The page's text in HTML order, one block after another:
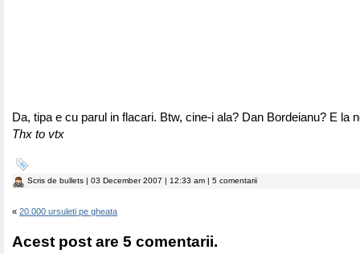
Da, tipa e cu parul in flacari. Btw, cine-i ala? Dan Bordeianu? E la
Thx to vtx
Scris de bullets | 03 December 2007 | 12:33 am | 5 comentarii
« 20.000 ursuleti pe gheata
Acest post are 5 comentarii.